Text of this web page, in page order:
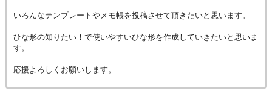
いろんなテンプレートやメモ帳を投稿させて頂きたいと思います。
ひな形の知りたい！で使いやすいひな形を作成していきたいと思いま
す。
応援よろしくお願いします。